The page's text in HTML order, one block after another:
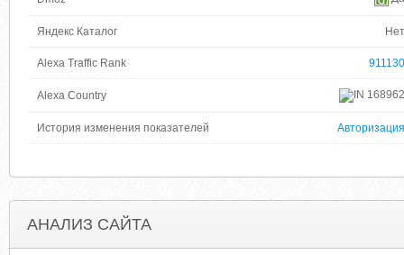
Яндекс Каталог Нет
Alexa Traffic Rank 911130
Alexa Country 168962
История изменения показателей Авторизация
АНАЛИЗ САЙТА